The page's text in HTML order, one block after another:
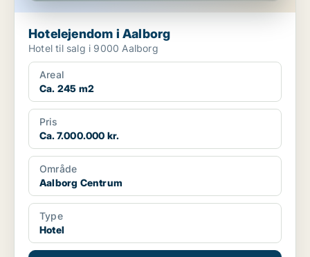
Hotelejendom i Aalborg
Hotel til salg i 9000 Aalborg
Areal
Ca. 245 m2
Pris
Ca. 7.000.000 kr.
Område
Aalborg Centrum
Type
Hotel